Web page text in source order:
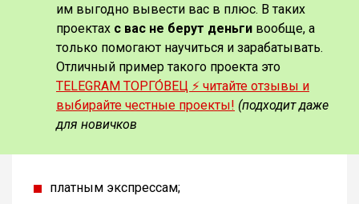
им выгодно вывести вас в плюс. В таких
проектах с вас не берут деньги вообще, а
только помогают научиться и зарабатывать.
Отличный пример такого проекта это
TELEGRAM ТОРГО́ВЕЦ ⚡️ читайте отзывы и
выбирайте честные проекты! (подходит даже
для новичков
платным экспрессам;